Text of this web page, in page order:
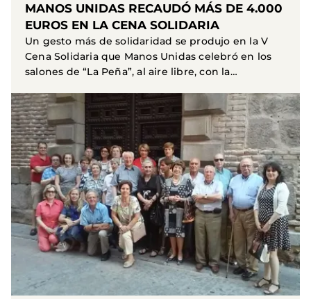
MANOS UNIDAS RECAUDÓ MÁS DE 4.000
EUROS EN LA CENA SOLIDARIA
Un gesto más de solidaridad se produjo en la V
Cena Solidaria que Manos Unidas celebró en los
salones de “La Peña”, al aire libre, con la